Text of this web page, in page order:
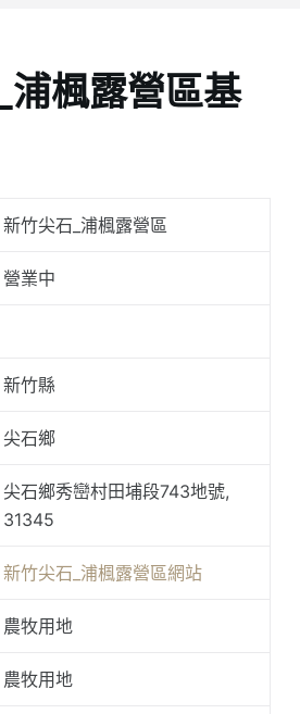
浦楓露營區基
新竹尖石_浦楓露營區
營業中
新竹縣
尖石鄉
尖石鄉秀巒村田埔段743地號,
31345
新竹尖石_浦楓露營區網站
農牧用地
農牧用地